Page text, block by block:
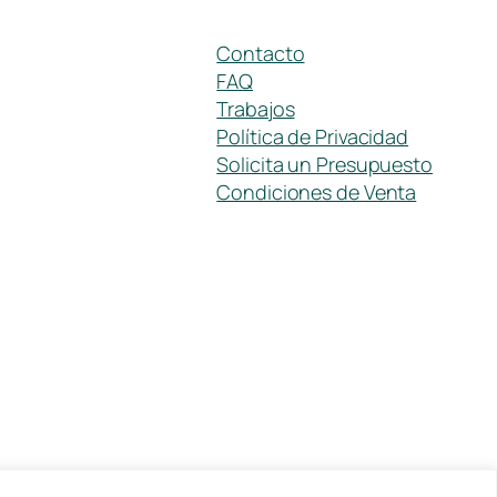
Contacto
FAQ
Trabajos
Política de Privacidad
Solicita un Presupuesto
Condiciones de Venta